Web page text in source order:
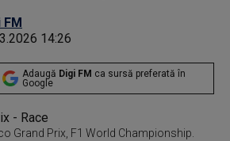
FM
14:26
Adaugă Digi FM ca sursă preferată în
Google
Grand Prix, F1 World Championship.